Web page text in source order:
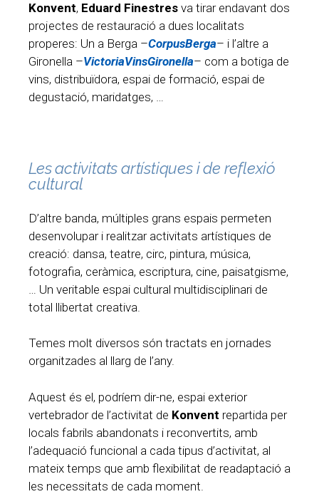
Konvent, Eduard Finestres va tirar endavant dos
projectes de restauració a dues localitats
properes: Un a Berga –CorpusBerga– i l’altre a
Gironella –VictoriaVinsGironella– com a botiga de
vins, distribuïdora, espai de formació, espai de
degustació, maridatges, …
Les activitats artístiques i de reflexió
cultural
D’altre banda, múltiples grans espais permeten
desenvolupar i realitzar activitats artístiques de
creació: dansa, teatre, circ, pintura, música,
fotografia, ceràmica, escriptura, cine, paisatgisme,
… Un veritable espai cultural multidisciplinari de
total llibertat creativa.
Temes molt diversos són tractats en jornades
organitzades al llarg de l’any.
Aquest és el, podríem dir-ne, espai exterior
vertebrador de l’activitat de Konvent repartida per
locals fabrils abandonats i reconvertits, amb
l’adequació funcional a cada tipus d’activitat, al
mateix temps que amb flexibilitat de readaptació a
les necessitats de cada moment.